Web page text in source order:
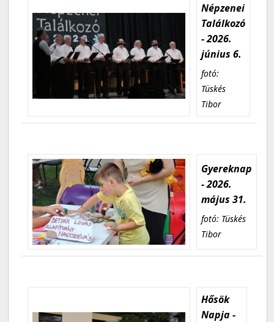
Népzenei
Találkozó
- 2026.
június 6.
fotó:
Tüskés
Tibor
Gyereknap
- 2026.
május 31.
fotó: Tüskés
Tibor
Hősök
Napja -